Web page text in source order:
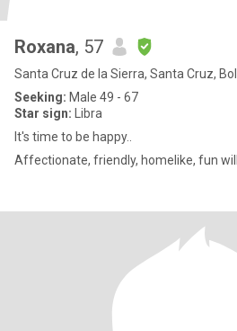
Roxana, 57
Santa Cruz de la Sierra, Santa Cruz,
Seeking: Male 49 - 67
Star sign: Libra
It's time to be happy..
Affectionate, friendly, homelike, fun